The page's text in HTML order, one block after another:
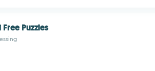
Puzzles